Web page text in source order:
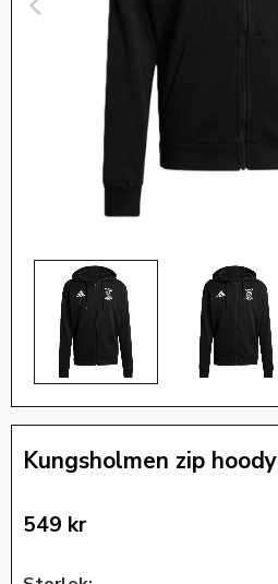
Kungsholmen zip hoody
549 kr